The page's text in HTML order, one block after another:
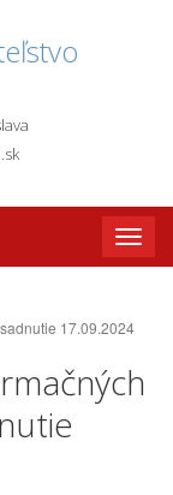
Toggle
17.09.2024